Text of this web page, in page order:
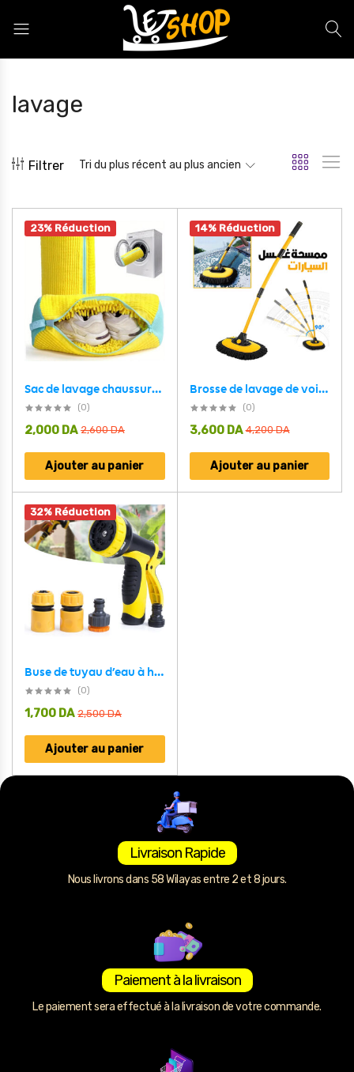
lavage
Filtrer Tri du plus récent au plus ancien
23% Réduction
Sac de lavage chaussures pour machine à laver en microfibre 1Pcs – كيس من ميكروفيبر لغسل الأحذية في الغسالة
(0)
2,600DA
2,000 DA
Ajouter au panier
14% Réduction
Brosse de lavage de voiture en Microfibre avec poignées extensibles – ممسحة سيارات
(0)
4,200DA
3,600 DA
Ajouter au panier
32% Réduction
Buse de tuyau d’eau à haute pression pour lavage de voiture, gazon et jardin
(0)
2,500DA
1,700 DA
Ajouter au panier
Livraison Rapide
Nous livrons dans 58 Wilayas entre 2 et 8 jours.
Paiement à la livraison
Le paiement sera effectué à la livraison de votre commande.